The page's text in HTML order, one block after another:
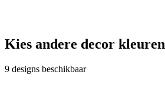
Kies andere decor kleuren
9 designs beschikbaar